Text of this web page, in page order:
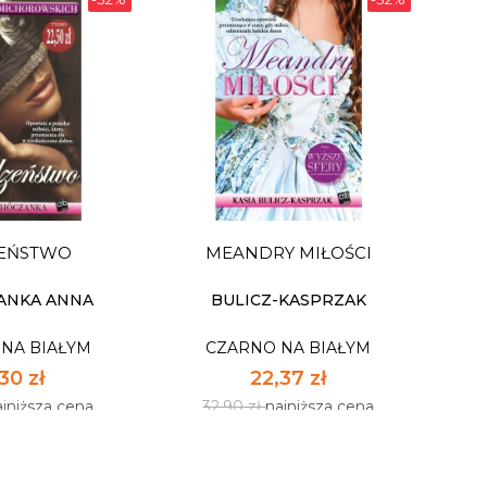
GDYBY
BIAŁYM
zł
cena
30
JAK BYĆ
WYSTARCZAJĄCO
DOBRYM TATĄ
CZARNO NA BIAŁYM
27,13 zł
39,90 złnajniższa cena
Dostępnych: 7
Ilość:
DO KOSZYKA
ANNA
BIAŁYM
zł
cena
MEANDRY MIŁOŚCI
BULICZ-KASPRZAK
CZARNO NA BIAŁYM
22,37 zł
32,90 złnajniższa cena